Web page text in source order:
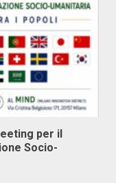
per il
Socio-